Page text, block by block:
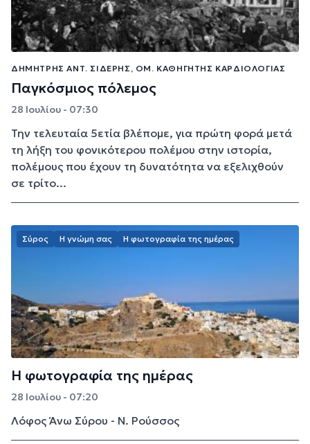
ΔΗΜΉΤΡΗΣ ΑΝΤ. ΣΙΔΕΡΉΣ, ΟΜ. ΚΑΘΗΓΗΤΉΣ ΚΑΡΔΙΟΛΟΓΊΑΣ
Παγκόσμιος πόλεμος
28 Ιουλίου - 07:30
Την τελευταία 5ετία βλέπομε, για πρώτη φορά μετά
τη λήξη του φονικότερου πολέμου στην ιστορία,
πολέμους που έχουν τη δυνατότητα να εξελιχθούν
σε τρίτο...
Σύρος Η γνώμη σας Η φωτογραφία της ημέρας
Η φωτογραφία της ημέρας
28 Ιουλίου - 07:20
Λόφος Άνω Σύρου - Ν. Ρούσσος